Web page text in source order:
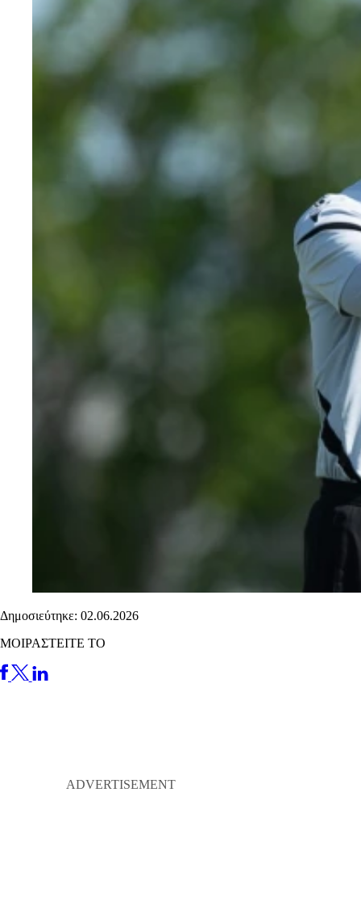
Δημοσιεύτηκε: 02.06.2026
ΜΟΙΡΑΣΤΕΙΤΕ ΤΟ